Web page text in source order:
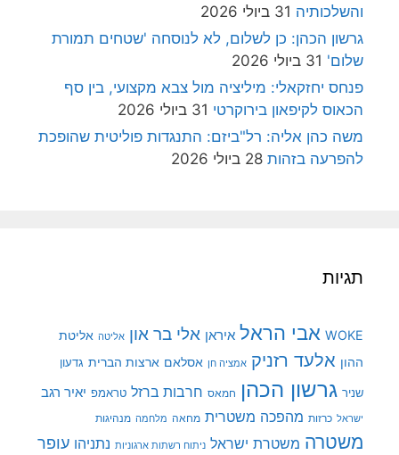
והשלכותיה 31 ביולי 2026
גרשון הכהן: כן לשלום, לא לנוסחה 'שטחים תמורת
שלום' 31 ביולי 2026
פנחס יחזקאלי: מיליציה מול צבא מקצועי, בין סף
הכאוס לקיפאון בירוקרטי 31 ביולי 2026
משה כהן אליה: רל"ביזם: התנגדות פוליטית שהופכת
להפרעה בזהות 28 ביולי 2026
תגיות
WOKE אבי הראל איראן אלי בר און אליטה אליטת
ההון אלעד רזניק אמציה חן אסלאם ארצות הברית גדעון
שניר גרשון הכהן חמאס חרבות ברזל טראמפ יאיר רגב
ישראל כרזות מהפכה משטרית מחאה מלחמה מנהיגות
משטרה משטרת ישראל ניתוח רשתות ארגוניות נתניהו עופר